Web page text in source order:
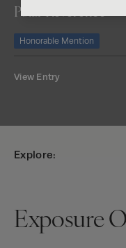
Polar Reverence
Honorable Mention
View Entry
Explore:
Exposure